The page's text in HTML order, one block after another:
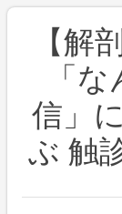
【解
「
信」
ぶ 触